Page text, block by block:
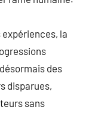
la
des
disparues,
sans